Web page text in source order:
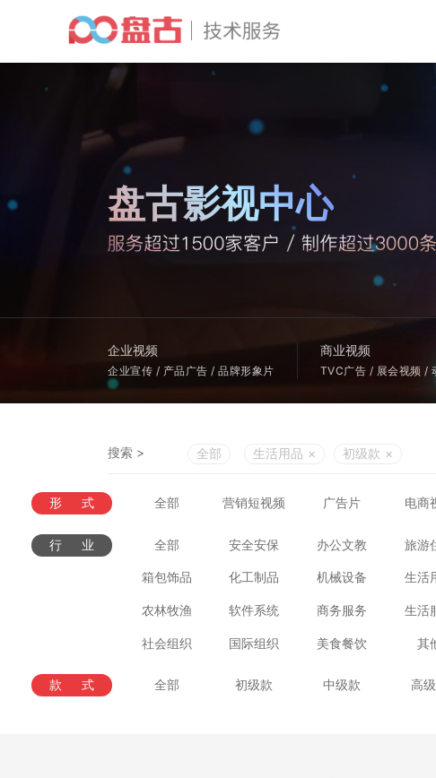
盘古影视中心
企业视频
企业宣传 / 产品广告 / 品牌形象片
商业视频
TVC广告 / 展会视频 /
搜索 > 全部 生活用品 × 初级款 ×
形式 全部 营销短视频 广告片 电商
行业 全部 安全安保 办公文教 旅游
箱包饰品 化工制品 机械设备 生活
农林牧渔 软件系统 商务服务 生活
社会组织 国际组织 美食餐饮 其
款式 全部 初级款 中级款 高